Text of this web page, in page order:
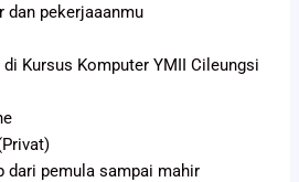
dan pekerjaaanmu
Kursus Komputer YMII Cileungsi
dari pemula sampai mahir